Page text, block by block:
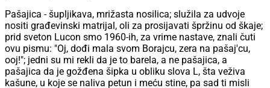
Pašajica - šupljikava, mrižasta nosilica; služila za udvoje
nositi građevinski matrijal, oli za prosijavati špržinu od škaje;
prid sveton Lucon smo 1960-ih, za vrime nastave, znali čuti
ovu pismu: "Oj, dođi mala svom Borajcu, zera na pašaj'cu,
ooj!"; jedni su mi rekli da je to barela, a ne pašajica, a
pašajica da je gožđena šipka u obliku slova L, šta veživa
kašune, u koje se naliva petun i meću stine, pa sad ti misli